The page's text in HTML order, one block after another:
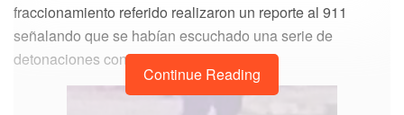
fraccionamiento referido realizaron un reporte al 911
señalando que se habían escuchado una serie de
detonaciones con arma de fuego.
Continue Reading